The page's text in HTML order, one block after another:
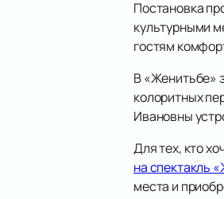
Постановка
культурными
гостям
В «Женитьбе»
колоритных
Ивановны
Для тех, кто
на спектакль
места и